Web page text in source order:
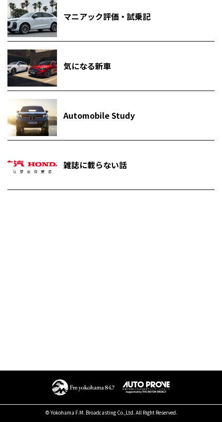
マニアック評価・試乗記
気になる新車
Automobile Study
雑誌に載らない話
© Yokohama F.M. Broadcasting Co.,Ltd. All Right Reserved.